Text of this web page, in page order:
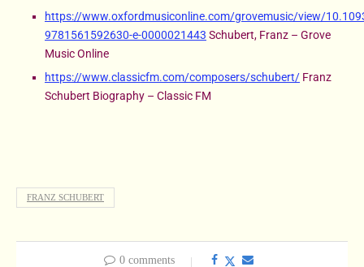
https://www.oxfordmusiconline.com/grovemusic/view/
9781561592630-e-0000021443 Schubert, Franz – Grove
Music Online
https://www.classicfm.com/composers/schubert/ Franz
Schubert Biography – Classic FM
FRANZ SCHUBERT
0 comments